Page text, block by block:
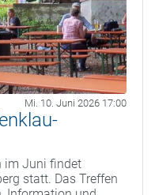
Mi. 10. Juni 2026 17:00
im Juni findet
statt. Das Treffen